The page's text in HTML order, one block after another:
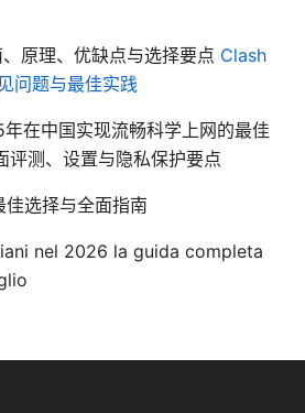
原理、优缺点与选择要点 Clash
问题与最佳实践
在中国实现流畅科学上网的最佳
评测、设置与隐私保护要点
选择与全面指南
nel 2026 la guida completa